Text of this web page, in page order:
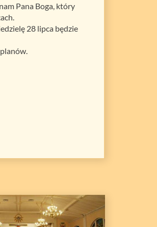
Pana Boga, który
28 lipca będzie